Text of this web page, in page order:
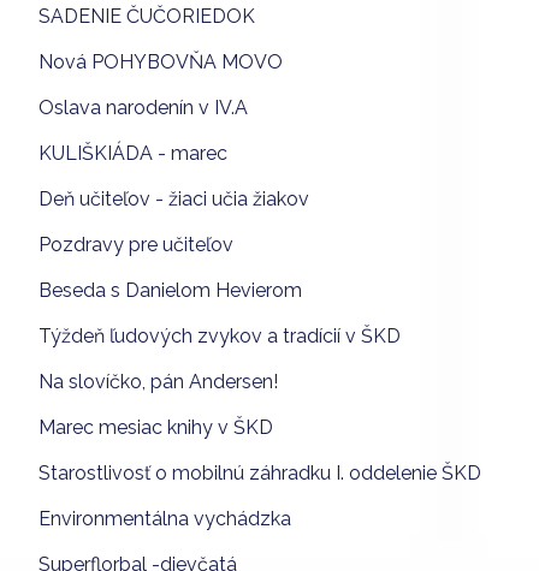
SADENIE ČUČORIEDOK
Nová POHYBOVŇA MOVO
Oslava narodenín v IV.A
KULIŠKIÁDA - marec
Deň učiteľov - žiaci učia žiakov
Pozdravy pre učiteľov
Beseda s Danielom Hevierom
Týždeň ľudových zvykov a tradícií v ŠKD
Na slovíčko, pán Andersen!
Marec mesiac knihy v ŠKD
Starostlivosť o mobilnú záhradku I. oddelenie ŠKD
Environmentálna vychádzka
Superflorbal -dievčatá